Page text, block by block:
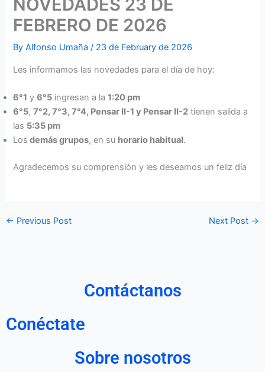
NOVEDADES 23 DE
FEBRERO DE 2026
ByAlfonso Umaña/ 23 de February de 2026
Les informamos las novedades para el día de hoy:
6°1 y6°5 ingresan a la1:20 pm
6°5,7°2, 7°3, 7°4, Pensar II-1 y Pensar II-2 tienen salida a
las 5:35 pm
Los demás grupos, en su horario habitual.
Agradecemos su comprensión y les deseamos un feliz día
← Previous Post Next Post →
Contáctanos
Conéctate
Sobre nosotros